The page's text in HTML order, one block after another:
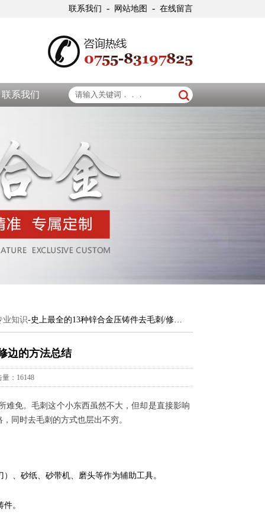
联系我们 - 网站地图 - 在线留言
联系我们
业知识-史上最全的13种锌合金压铸件去毛刺/修边的方法总结
边的方法总结
：16148
免。毛刺这个小东西虽然不大，但却是直接影响
同时去毛刺的方式也层出不穷。
、砂纸、砂带机、磨头等作为辅助工具。
。